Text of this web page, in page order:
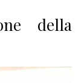
della